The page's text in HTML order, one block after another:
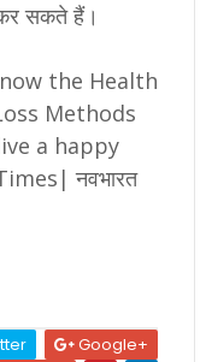
कर सकते हैं।
the Health
Methods
a happy
नवभारत
Google+